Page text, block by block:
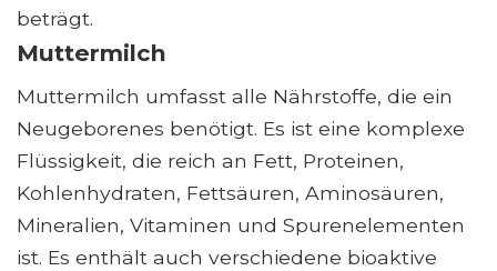
beträgt.
Muttermilch
Muttermilch umfasst alle Nährstoffe, die ein
Neugeborenes benötigt. Es ist eine komplexe
Flüssigkeit, die reich an Fett, Proteinen,
Kohlenhydraten, Fettsäuren, Aminosäuren,
Mineralien, Vitaminen und Spurenelementen
ist. Es enthält auch verschiedene bioaktive